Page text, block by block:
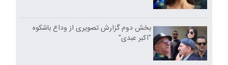
بخش دوم گزارش تصویری از وداع باشکوه
"اکبر عبدی"